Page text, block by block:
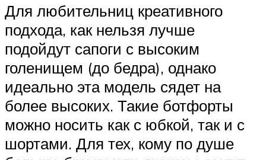
Для любительниц креативного
подхода, как нельзя лучше
подойдут сапоги с высоким
голенищем (до бедра), однако
идеально эта модель сядет на
более высоких. Такие ботфорты
можно носить как с юбкой, так и с
шортами. Для тех, кому по душе